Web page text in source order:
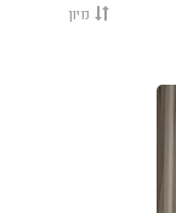
מיון